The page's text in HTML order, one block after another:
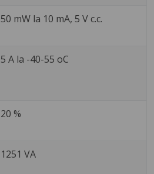
50 mW la 10 mA, 5 V c.c.
5 A la -40-55 oC
20 %
1251 VA